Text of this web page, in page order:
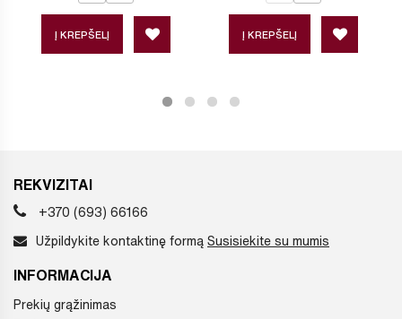
Į KREPŠELĮ Į KREPŠELĮ
REKVIZITAI
+370 (693) 66166
Užpildykite kontaktinę formą Susisiekite su mumis
INFORMACIJA
Prekių grąžinimas